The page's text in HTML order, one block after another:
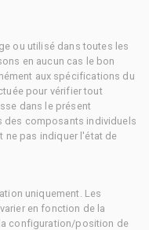
ou utilisé dans toutes les
en aucun cas le bon
aux spécifications du
pour vérifier tout
dans le présent
des composants individuels
ne pas indiquer l'état de
uniquement. Les
en fonction de la
configuration/position de